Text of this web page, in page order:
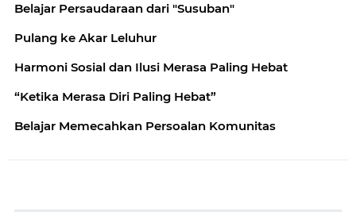
Belajar Persaudaraan dari "Susuban"
Pulang ke Akar Leluhur
Harmoni Sosial dan Ilusi Merasa Paling Hebat
“Ketika Merasa Diri Paling Hebat”
Belajar Memecahkan Persoalan Komunitas